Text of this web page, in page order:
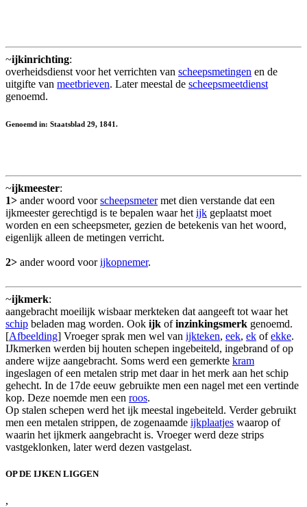
~ijkinrichting:
overheidsdienst voor het verrichten van scheepsmetingen en de
uitgifte van meetbrieven. Later meestal de scheepsmeetdienst
genoemd.
Genoemd in: Staatsblad 29, 1841.
~ijkmeester:
1> ander woord voorscheepsmetermet dien verstande dat een
ijkmeester gerechtigd is te bepalen waar het ijk geplaatst moet
worden en een scheepsmeter, gezien de betekenis van het woord,
eigenlijk alleen de metingen verricht.
2> ander woord voorijkopnemer.
~ijkmerk:
aangebracht moeilijk wisbaar merkteken dat aangeeft tot waar het
schip beladen mag worden. Ook ijk ofinzinkingsmerk genoemd.
[Afbeelding] Vroeger sprak men wel van ijkteken, eek, ek ofekke.
IJkmerken werden bij houten schepen ingebeiteld, ingebrand of op
andere wijze aangebracht. Soms werd een gemerkte kram
ingeslagen of een metalen strip met daar in het merk aan het schip
gehecht. In de 17de eeuw gebruikte men een nagel met een vertinde
kop. Deze noemde men een roos.
Op stalen schepen werd het ijk meestal ingebeiteld. Verder gebruikt
men een metalen strippen, de zogenaamde ijkplaatjes waarop of
waarin het ijkmerk aangebracht is. Vroeger werd deze strips
vastgeklonken, later werd dezen vastgelast.
OP DE IJKEN LIGGEN
,